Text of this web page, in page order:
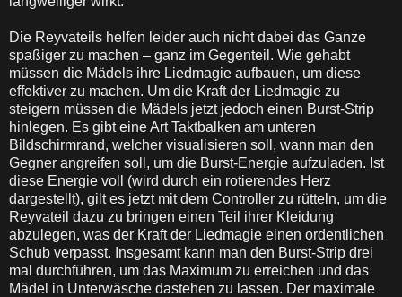
Die Reyvateils helfen leider auch nicht dabei das Ganze
spaßiger zu machen – ganz im Gegenteil. Wie gehabt
müssen die Mädels ihre Liedmagie aufbauen, um diese
effektiver zu machen. Um die Kraft der Liedmagie zu
steigern müssen die Mädels jetzt jedoch einen Burst-Strip
hinlegen. Es gibt eine Art Taktbalken am unteren
Bildschirmrand, welcher visualisieren soll, wann man den
Gegner angreifen soll, um die Burst-Energie aufzuladen. Ist
diese Energie voll (wird durch ein rotierendes Herz
dargestellt), gilt es jetzt mit dem Controller zu rütteln, um die
Reyvateil dazu zu bringen einen Teil ihrer Kleidung
abzulegen, was der Kraft der Liedmagie einen ordentlichen
Schub verpasst. Insgesamt kann man den Burst-Strip drei
mal durchführen, um das Maximum zu erreichen und das
Mädel in Unterwäsche dastehen zu lassen. Der maximale